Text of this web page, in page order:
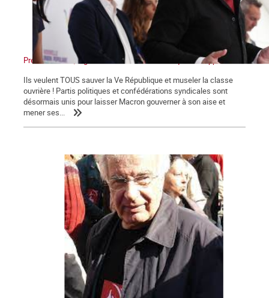
Présidentielles, législatives : Non au front unique des appareils !
Ils veulent TOUS sauver la Ve République et museler la classe
ouvrière ! Partis politiques et confédérations syndicales sont
désormais unis pour laisser Macron gouverner à son aise et
mener ses...